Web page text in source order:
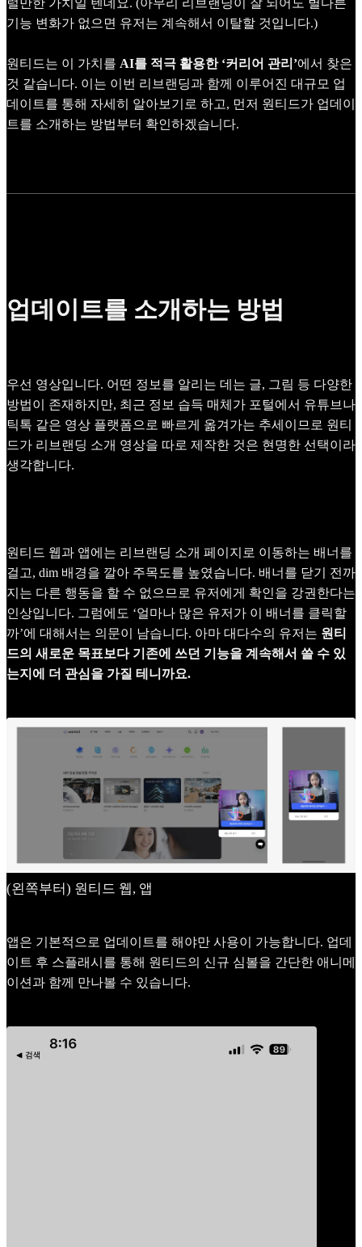
기능 변화가 없으면 유저는 계속해서 이탈할 것입니다.)
원티드는 이 가치를 AI를 적극 활용한 ‘커리어 관리’에서 찾은
것 같습니다. 이는 이번 리브랜딩과 함께 이루어진 대규모 업
데이트를 통해 자세히 알아보기로 하고, 먼저 원티드가 업데이
트를 소개하는 방법부터 확인하겠습니다.
업데이트를 소개하는 방법
우선 영상입니다. 어떤 정보를 알리는 데는 글, 그림 등 다양한
방법이 존재하지만, 최근 정보 습득 매체가 포털에서 유튜브나
틱톡 같은 영상 플랫폼으로 빠르게 옮겨가는 추세이므로 원티
드가 리브랜딩 소개 영상을 따로 제작한 것은 현명한 선택이라
생각합니다.
원티드 웹과 앱에는 리브랜딩 소개 페이지로 이동하는 배너를
걸고, dim 배경을 깔아 주목도를 높였습니다. 배너를 닫기 전까
지는 다른 행동을 할 수 없으므로 유저에게 확인을 강권한다는
인상입니다. 그럼에도 ‘얼마나 많은 유저가 이 배너를 클릭할
까’에 대해서는 의문이 남습니다. 아마 대다수의 유저는 원티
드의 새로운 목표보다 기존에 쓰던 기능을 계속해서 쓸 수 있
는지에 더 관심을 가질 테니까요.
(왼쪽부터) 원티드 웹, 앱
앱은 기본적으로 업데이트를 해야만 사용이 가능합니다. 업데
이트 후 스플래시를 통해 원티드의 신규 심볼을 간단한 애니메
이션과 함께 만나볼 수 있습니다.